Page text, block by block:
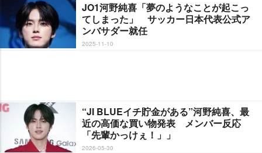
JO1河野純喜「夢のようなことが起こっ
てしまった」 サッカー日本代表公式ア
ンバサダー就任
2025-11-10
“JI BLUEイチ貯金がある”河野純喜、最
近の高価な買い物発表 メンバー反応
「先輩かっけぇ！」」
2026-05-30